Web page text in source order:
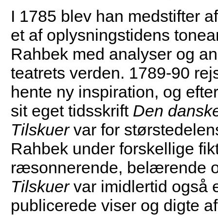
I 1785 blev han medstifter
et af oplysningstidens
Rahbek med analyser og
teatrets verden. 1789-90
hente ny inspiration, og
sit eget tidsskrift Den
Tilskuervar for
Rahbek under forskellige
ræsonnerende, belærende
Tilskuervar imidlertid også
publicerede viser og digte